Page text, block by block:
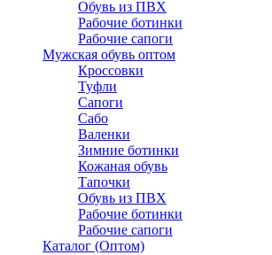
Обувь из ПВХ
Рабочие ботинки
Рабочие сапоги
Мужская обувь оптом
Кроссовки
Туфли
Сапоги
Сабо
Валенки
Зимние ботинки
Кожаная обувь
Тапочки
Обувь из ПВХ
Рабочие ботинки
Рабочие сапоги
Каталог (Оптом)